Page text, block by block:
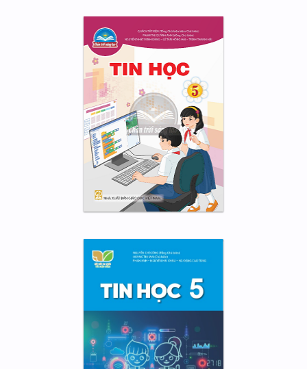
Hidden Menu
Hidden Menu